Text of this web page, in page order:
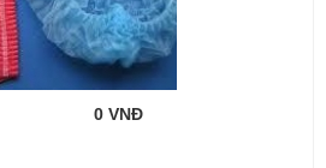
0 VNĐ